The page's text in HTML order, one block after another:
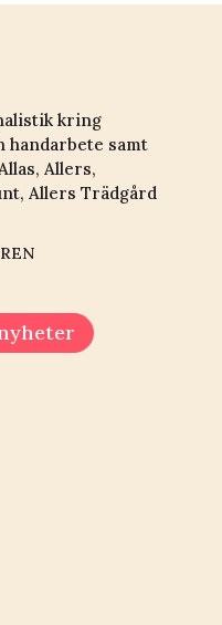
kring
handarbete samt
Allers,
Allers Trädgård